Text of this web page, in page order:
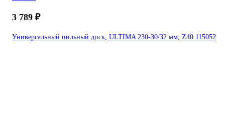
3 789 ₽
Универсальный пильный диск, ULTIMA 230-30/32 мм, Z40 115052